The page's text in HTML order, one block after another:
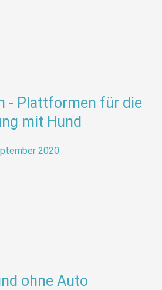
- Plattformen für die
mit Hund
2020
ohne Auto